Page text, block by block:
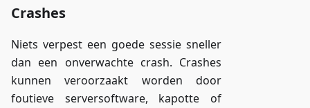
Crashes
Niets verpest een goede sessie sneller
dan een onverwachte crash. Crashes
kunnen veroorzaakt worden door
foutieve serversoftware, kapotte of